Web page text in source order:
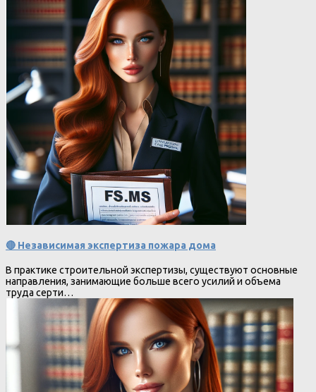
🔴 Независимая экспертиза пожара дома
В практике строительной экспертизы, существуют основные
направления, занимающие больше всего усилий и объема
труда серти…